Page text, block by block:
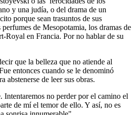
y una judía, o del drama de un
porque sean trasuntos de sus
de Mesopotamia, los dramas de
Royal en Francia. Por no hablar de su
que la belleza que no atiende al
entonces cuando se le denominó
abstenerse de leer sus obras.
Intentaremos no perder por el camino el
de mí el temor de ello. Y así, no es